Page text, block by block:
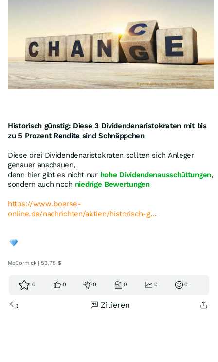
Historisch günstig: Diese 3 Dividendenaristokraten mit bis
zu 5 Prozent Rendite sind Schnäppchen
Diese drei Dividendenaristokraten sollten sich Anleger
genauer anschauen,
denn hier gibt es nicht nur hohe Dividendenausschüttungen,
sondern auch noch niedrige Bewertungen
https://www.boerse-
online.de/nachrichten/aktien/historisch-g…
McCormick | 53,75 $
0 0 0 0 0 0
Zitieren